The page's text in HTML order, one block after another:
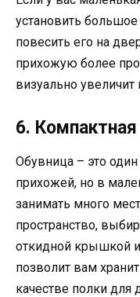
установить большое
повесить его на
прихожую более
визуально увеличит
6.
Обувница – это
прихожей, но в
занимать много
пространство,
откидной крышкой
позволит вам
качестве полки для